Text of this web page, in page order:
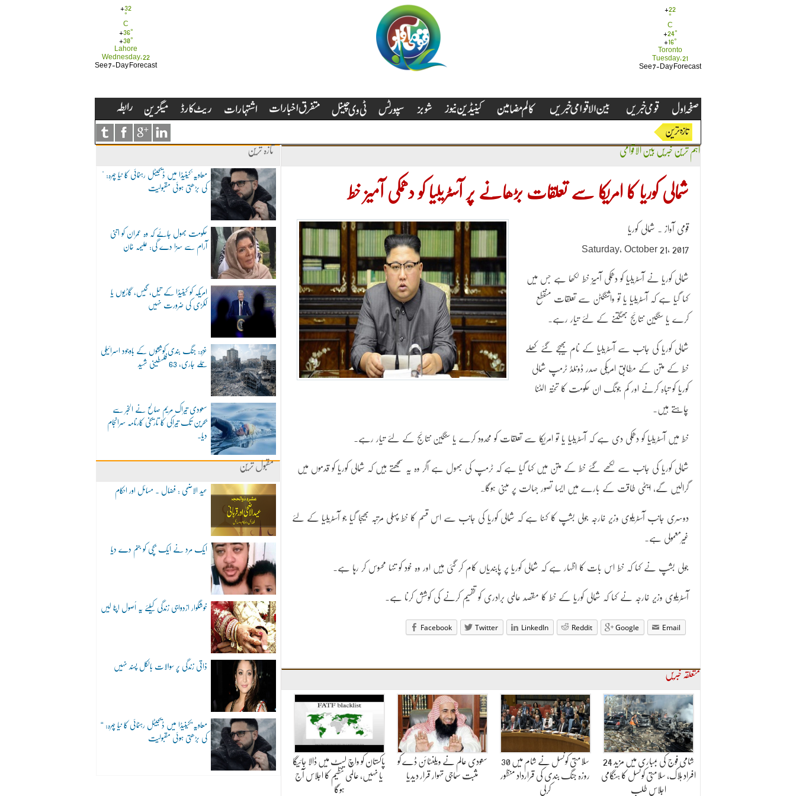
+22
°
C
+24°
+ 16°
Toronto
Tuesday, 21
See 7-Day Forecast
+32
°
C
+36°
+30°
Lahore
Wednesday, 22
See 7-Day Forecast
تازہ ترین
"معاویہ"کینیڈا میں ڈیجیٹل رہنمائی کا نیا چہرہ:
کی بڑھتی ہوئی مقبولیت
حکومت بھول جائے کہ وہ عمران کو اتنی
آرام سے سزا دے گی: علیمہ خان
امریکہ کو کینیڈا کے تیل، گیس، گاڑیوں یا
لکڑی کی ضرورت نہیں
غزہ: جنگ بندی کوششوں کے باوجود اسرائیلی
حملے جاری، 63 فلسطینی شہید
سعودی تیراک مریم صالح نے الخبر سے
بحرین تک تیراکی کا تاریخی کارنامہ سرانجام
دیا۔
مقبول ترین
عید الاضحی : فضال ۔ مسائل اور احکام
ایک مرد نے ایک بچی کو جنم دے دیا
خوشگوار ازدواجی زندگی کیلئے یہ اُصول اپنا لیں
ذاتی زندگی پر سوالات بالکل پسند نہیں
“معاویہ”کینیڈا میں ڈیجیٹل رہنمائی کا نیا چہرہ:
کی بڑھتی ہوئی مقبولیت
اہم ترین خبریں بین الاقوامی
شمالی کوریا کا امریکا سے تعلقات بڑھانے پر آسٹریلیا کو دھمکی آمیز خط
قومی آواز ۔ شمالی کوریا
Saturday, October 21, 2017
شمالی کوریا نے آسٹریلیا کو دھمکی آمیز خط لکھا ہے جس میں
کہا گیا ہے کہ آسٹریلیا یا تو واشنگٹن سے تعلقات منقطع
کرے یا سنگین نتائج بھگتنے کے لئے تیار رہے۔
شمالی کوریا کی جانب سے آسٹریلیا کے نام بھیجے گئے کھلے
خط کے متن کے مطابق امریکی صدر ڈونلڈ ٹرمپ شمالی
کوریا کو تباہ کرنے اور کم جونگ ان حکومت کا تختہ الٹنا
چاہتے ہیں۔
خط میں آسٹریلیا کو دھمکی دی ہے کہ آسٹریلیا یا تو امریکا سے تعلقات کو محدود کرے یا سنگین نتائج کے لئے تیار رہے۔
شمالی کوریا کی جانب سے لکھے گئے خط کے متن میں کہا گیا ہے کہ ٹرمپ کی بھول ہے اگر وہ یہ سمجھتے ہیں کہ شمالی کوریا کو قدموں میں
گرالیں گے، ایٹمی طاقت کے بارے میں ایسا تصور جہالت پر مبنی ہوگا۔
دوسری جانب آسٹریلوی وزیر خارجہ جولی بشپ کا کہنا ہے کہ شمالی کوریا کی جانب سے اس قسم کا خط پہلی مرتبہ بھیجا گیا جو آسٹریلیا کے لئے
غیرمعمولی ہے۔
جولی بشپ نے کہا کہ خط اس بات کا اظہار ہے کہ شمالی کوریا پر پابندیاں کام کر گئی ہیں اور وہ خود کو تنہا محسوس کر رہا ہے۔
آسٹریلوی وزیر خارجہ نے کہا کہ شمالی کوریا کے خط کا مقصد عالمی برادری کو تقسیم کرنے کی کوشش کرنا ہے۔
Facebook Twitter LinkedIn Reddit Google Email
متعلقہ خبریں
شامی فوج کی بمباری میں مزید 24
افراد ہلاک، سلامتی کونسل کا ہنگامی
اجلاس طلب
سلامتی کونسل نے شام میں 30
روزہ جنگ بندی کی قرارداد منظور
کرلی
سعودی عالم نے ویلنٹائن ڈے کو
مثبت سماجی تہوار قرار دیدیا
پاکستان کو واچ لسٹ میں ڈالا جائیگا
یا نہیں، عالمی تنظیم کا اجلاس آج
ہوگا